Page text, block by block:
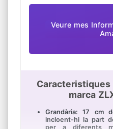
Veure mes
marca
Grandària: 17 cm
incloent-hi la part
per a diferents